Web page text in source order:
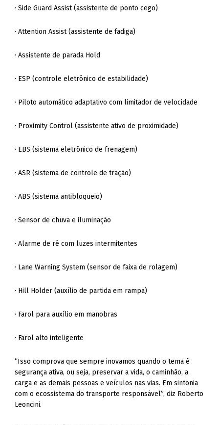
· Side Guard Assist (assistente de ponto cego)
· Attention Assist (assistente de fadiga)
· Assistente de parada Hold
· ESP (controle eletrônico de estabilidade)
· Piloto automático adaptativo com limitador de velocidade
· Proximity Control (assistente ativo de proximidade)
· EBS (sistema eletrônico de frenagem)
· ASR (sistema de controle de tração)
· ABS (sistema antibloqueio)
· Sensor de chuva e iluminação
· Alarme de ré com luzes intermitentes
· Lane Warning System (sensor de faixa de rolagem)
· Hill Holder (auxílio de partida em rampa)
· Farol para auxílio em manobras
· Farol alto inteligente
“Isso comprova que sempre inovamos quando o tema é
segurança ativa, ou seja, preservar a vida, o caminhão, a
carga e as demais pessoas e veículos nas vias. Em sintonia
com o ecossistema do transporte responsável”, diz Roberto
Leoncini.